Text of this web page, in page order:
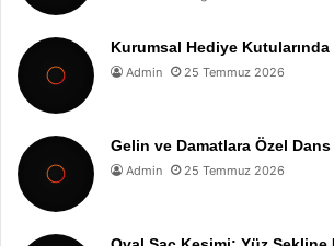
Kurumsal Hediye
Admin 25 Temmuz 2026
Gelin ve Damatlara Özel
Admin 25 Temmuz 2026